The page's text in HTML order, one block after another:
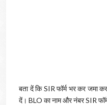
बता दें कि SIR फॉर्म भर कर जमा
दें। BLO का नाम और नंबर SIR